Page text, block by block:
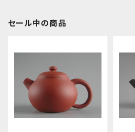
セール中の商品